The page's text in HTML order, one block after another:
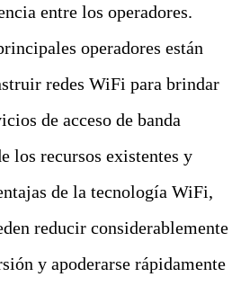
entre los operadores.
operadores están
redes WiFi para brindar
de acceso de banda
los recursos existentes y
de la tecnología WiFi,
reducir considerablemente
y apoderarse rápidamente